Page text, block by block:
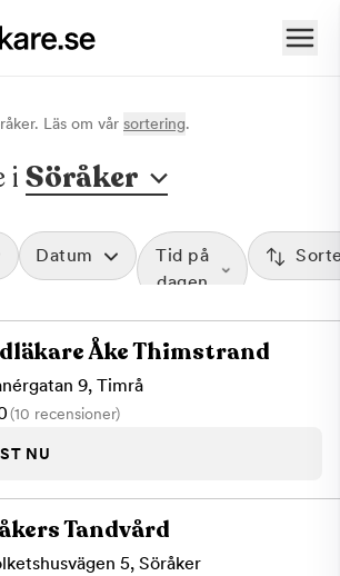
. Läs om vår sortering.
i Söråker
Datum
Tid på
dagen
Åke Thimstrand
9, Timrå
(10 recensioner)
NU
Tandvård
5, Söråker